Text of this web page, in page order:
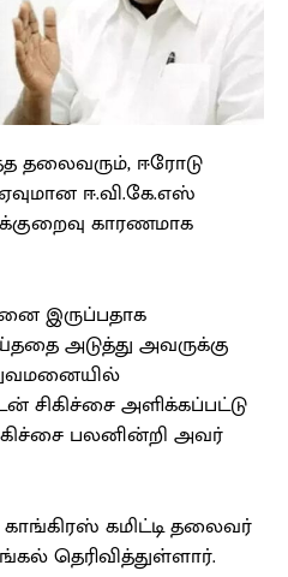
தலைவரும், ஈரோடு
ஈ.வி.கே.எஸ்
காரணமாக
இருப்பதாக
அடுத்து அவருக்கு
சிகிச்சை அளிக்கப்பட்டு
பலனின்றி அவர்
கமிட்டி தலைவர்
தெரிவித்துள்ளார்.